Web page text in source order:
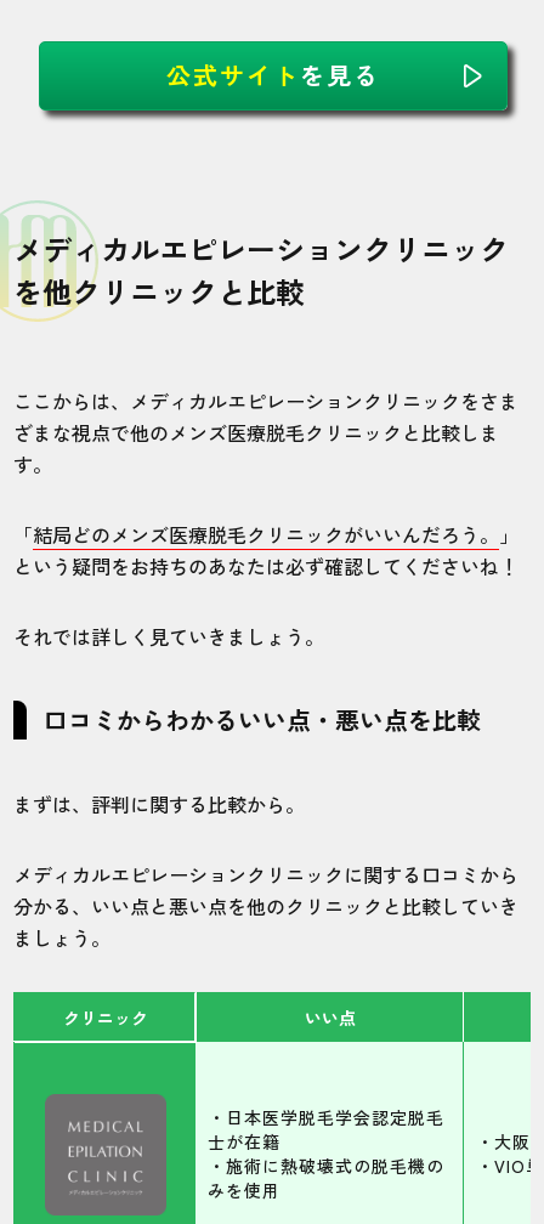
公式サイト を見る
メディカルエピレーションクリニック
を他クリニックと比較
ここからは、メディカルエピレーションクリニックをさま
ざまな視点で他のメンズ医療脱毛クリニックと比較しま
す。
「結局どのメンズ医療脱毛クリニックがいいんだろう。
」
という疑問をお持ちのあなたは必ず確認してくださいね！
それでは詳しく見ていきましょう。
口コミからわかるいい点・悪い点を比較
まずは、評判に関する比較から。
メディカルエピレーションクリニックに関する口コミから
分かる、いい点と悪い点を他のクリニックと比較していき
ましょう。
クリニック いい点
・日本医学脱毛学会認定脱毛
士が在籍
・施術に熱破壊式の脱毛機の
みを使用
・大阪
・VIO